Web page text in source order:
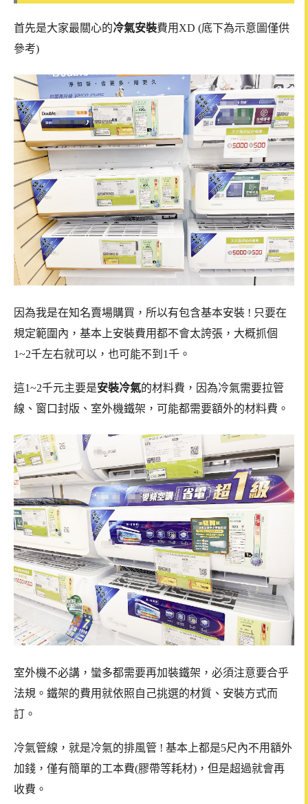
首先是大家最關心的冷氣安裝費用XD (底下為示意圖僅供
參考)
因為我是在知名賣場購買，所以有包含基本安裝 ! 只要在
規定範圍內，基本上安裝費用都不會太誇張，大概抓個
1~2千左右就可以，也可能不到1千。
這1~2千元主要是安裝冷氣的材料費，因為冷氣需要拉管
線、窗口封版、室外機鐵架，可能都需要額外的材料費。
室外機不必講，蠻多都需要再加裝鐵架，必須注意要合乎
法規。鐵架的費用就依照自己挑選的材質、安裝方式而
訂。
冷氣管線，就是冷氣的排風管 ! 基本上都是5尺內不用額外
加錢，僅有簡單的工本費(膠帶等耗材)，但是超過就會再
收費。